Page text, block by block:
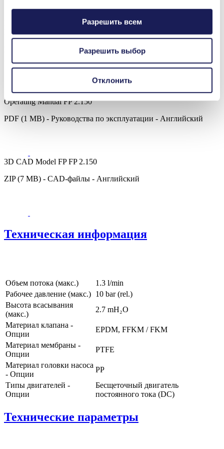
Разрешить всем
Разрешить выбор
Отклонить
Datasheet FP 2.150
PDF (2 MB) - Техническая документация (даташит) -
Operating Manual FP 2.150
PDF (1 MB) - Руководства по эксплуатации - Английский
3D CAD Model FP FP 2.150
ZIP (7 MB) - CAD-файлы - Английский
Техническая информация
Объем потока (макс.)
1.3 l/min
Рабочее давление (макс.) 10 bar (rel.)
Высота всасывания
(макс.)
2.7 mH₂O
Материал клапана -
Опции
EPDM, FFKM / FKM
Материал мембраны -
Опции
PTFE
Материал головки насоса
- Опции
PP
Типы двигателей -
Опции
Бесщеточный двигатель
постоянного тока (DC)
Технические параметры